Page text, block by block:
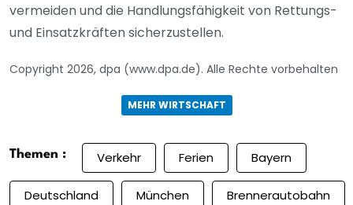
vermeiden und die Handlungsfähigkeit von Rettungs-
und Einsatzkräften sicherzustellen.
Copyright 2026, dpa (www.dpa.de). Alle Rechte vorbehalten
MEHR WIRTSCHAFT
Themen : Verkehr Ferien Bayern
Deutschland München Brennerautobahn